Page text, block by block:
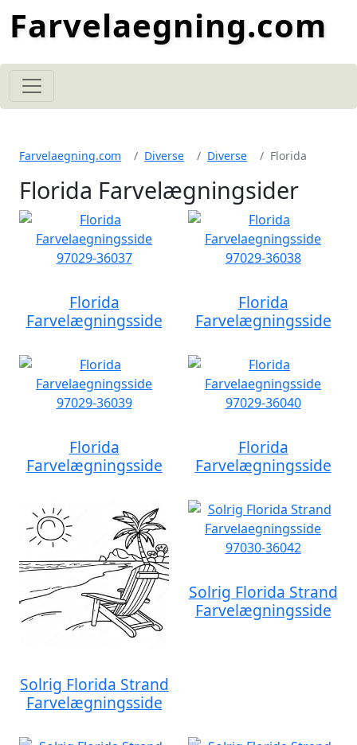
Farvelaegning.com
Farvelaegning.com Diverse Diverse Florida
Florida Farvelægningsider
Florida
Farvelægningsside
Florida
Farvelægningsside
Florida
Farvelægningsside
Florida
Farvelægningsside
Solrig Florida Strand
Farvelægningsside
Solrig Florida Strand
Farvelægningsside